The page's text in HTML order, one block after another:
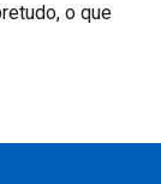
o que